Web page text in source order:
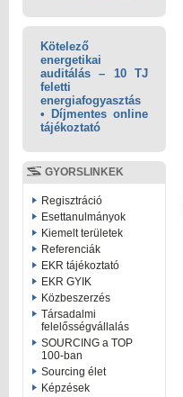
Kötelező
energetikai
auditálás – 10 TJ
feletti
energiafogyasztás
• Díjmentes online
tájékoztató
GYORSLINKEK
Regisztráció
Esettanulmányok
Kiemelt területek
Referenciák
EKR tájékoztató
EKR GYIK
Közbeszerzés
Társadalmi
felelősségvállalás
SOURCING a TOP
100-ban
Sourcing élet
Képzések